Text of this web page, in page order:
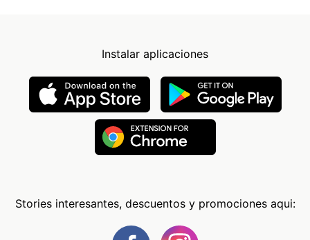
Instalar aplicaciones
Stories interesantes, descuentos y promociones aqui: